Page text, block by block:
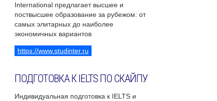
International предлагает высшее и
поствысшее образование за рубежом: от
самых элитарных до наиболее
экономичных вариантов
https://www.studinter.ru
ПОДГОТОВКА К IELTS ПО СКАЙПУ
Индивидуальная подготовка к IELTS и